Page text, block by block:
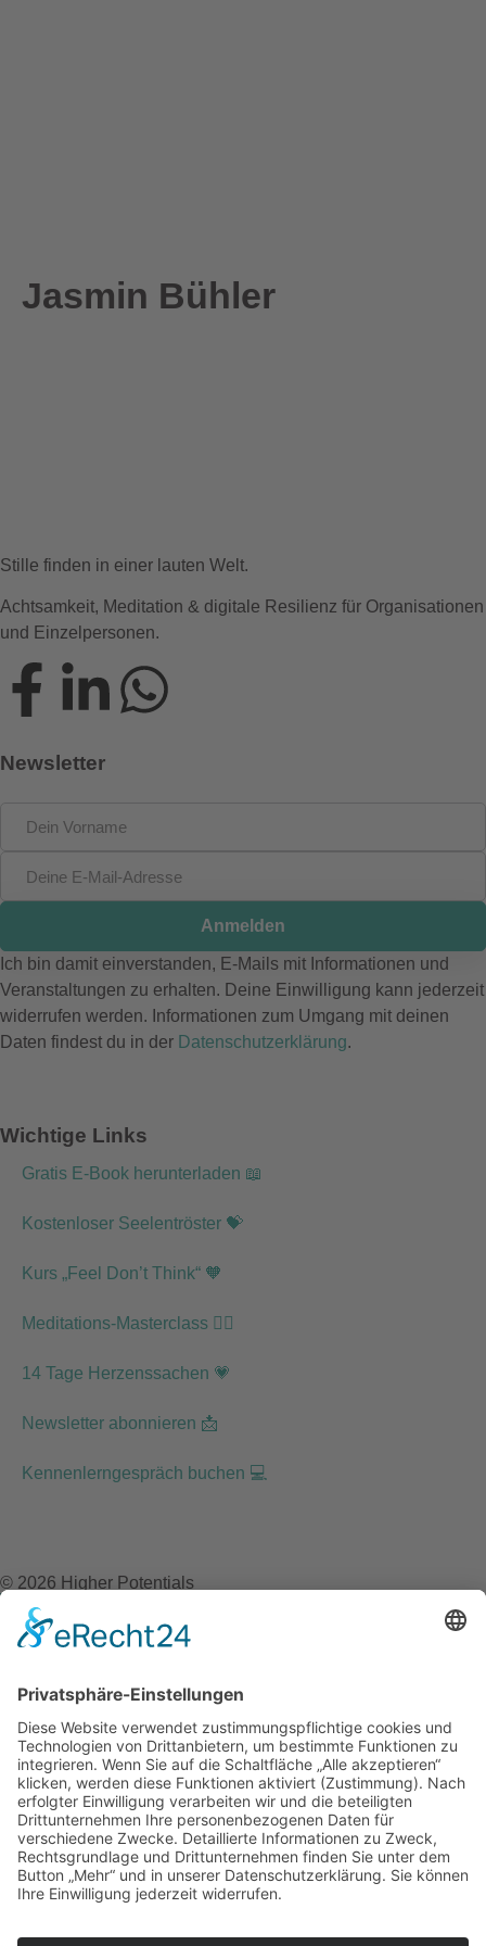
Jasmin Bühler
Stille finden in einer lauten Welt.
Achtsamkeit, Meditation & digitale Resilienz für Organisationen
und Einzelpersonen.
Newsletter
Anmelden
Ich bin damit einverstanden, E-Mails mit Informationen und
Veranstaltungen zu erhalten. Deine Einwilligung kann jederzeit
widerrufen werden. Informationen zum Umgang mit deinen
Daten findest du in der Datenschutzerklärung.
Wichtige Links
Gratis E-Book herunterladen 📖
Kostenloser Seelentröster 💝
Kurs „Feel Don’t Think“ 🧡
Meditations-Masterclass 🧘‍♂️
14 Tage Herzenssachen 💗
Newsletter abonnieren 📩
Kennenlerngespräch buchen 💻
© 2026 Higher Potentials
Webdesign by Content Marketing X
Erhalte regelmäßig News, Wissenswertes und Ressourcen
rund um Achtsamkeit, Stressbewältigung und Emotionsarbeit.
Anmelden